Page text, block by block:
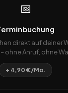
📅
direkt auf deiner
ohne Anruf, ohne
+ 4,90 €/Mo.